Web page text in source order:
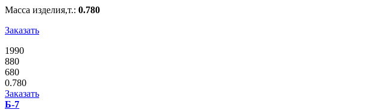
Масса изделия,т.: 0.780
Заказать
1990
880
680
0.780
Заказать
Б-7